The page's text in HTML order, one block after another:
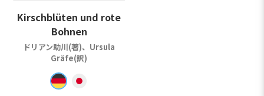
Kirschblüten und rote
Bohnen
ドリアン助川(著)、Ursula
Gräfe(訳)